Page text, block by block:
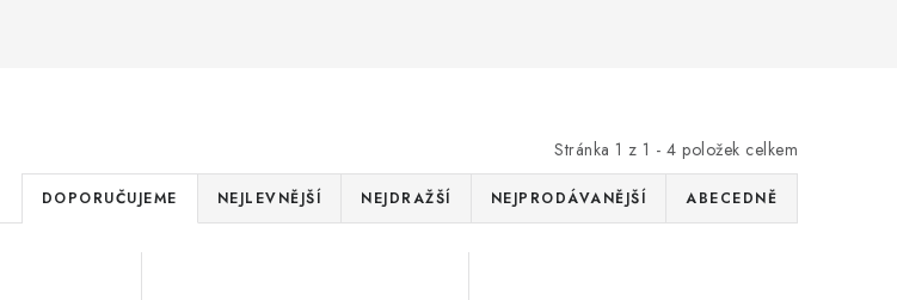
Stránka 1 z 1 - 4 položek celkem
Ř
a
DOPORUČUJEME NEJLEVNĚJŠÍ NEJDRAŽŠÍ NEJPRODÁVANĚJŠÍ ABECEDNĚ